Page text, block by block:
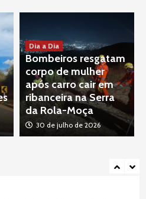
Dia a Dia
Bombeiros resgatam
corpo de mulher
após carro cair em
ribanceira na Serra
da Rola-Moça
30 de julho de 2026
processo contra
tragédia
responsabilidade da
rompimento da barragem
Parreiras acompanha, na